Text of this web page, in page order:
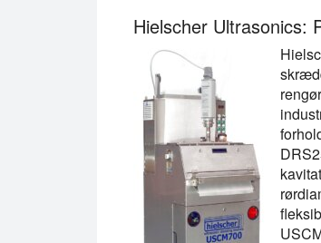
Hielscher Ultrasonics: